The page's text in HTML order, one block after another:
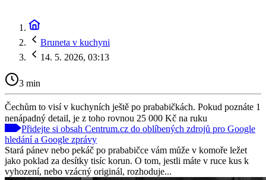
Bruneta v kuchyni
14. 5. 2026, 03:13
3 min
Čechům to visí v kuchyních ještě po prababičkách. Pokud poznáte 1
nenápadný detail, je z toho rovnou 25 000 Kč na ruku
Přidejte si obsah Centrum.cz do oblíbených zdrojů pro Google
hledání a Google zprávy
Stará pánev nebo pekáč po prababičce vám může v komoře ležet
jako poklad za desítky tisíc korun. O tom, jestli máte v ruce kus k
vyhození, nebo vzácný originál, rozhoduje...